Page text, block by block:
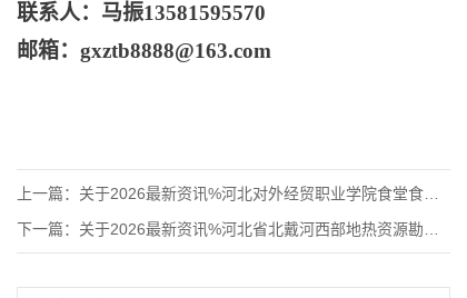
联系人：马振13581595570
邮箱： gxztb8888@163.com
上一篇： 关于2026最新资讯%河北对外经贸职业学院食堂食品原材料供应
下一篇： 关于2026最新资讯%河北省北戴河西部地热资源勘查项目成井材